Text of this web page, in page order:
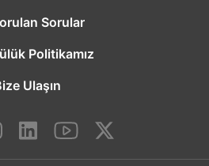
Sorular
Politikamız
Ulaşın